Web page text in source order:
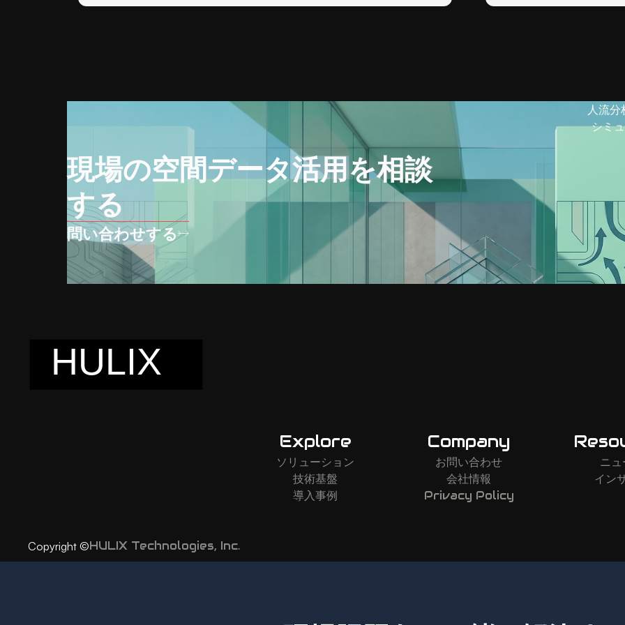
人流分
シミ
現場の空間データ活用を相談
する
問い合わせする
Explore
ソリューション
技術基盤
導入事例
Company
お問い合わせ
会社情報
Privacy Policy
ニュ
イン
Copyright ©HULIX Technologies, Inc.